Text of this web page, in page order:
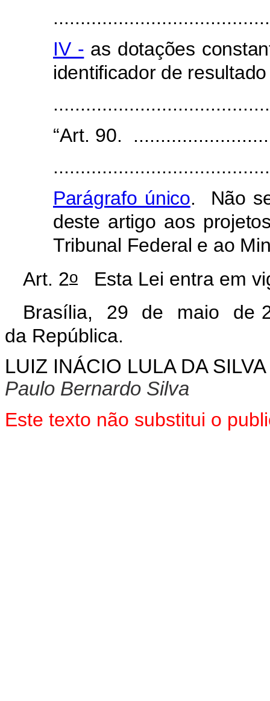
IV - as dotações
identificador de resultado
“Art. 90.
Parágrafo único. Não
deste artigo aos
Tribunal Federal e ao
Art. 2o Esta Lei entra em
Brasília, 29 de maio de
da República.
LUIZ INÁCIO LULA DA SILVA
Paulo Bernardo Silva
Este texto não substitui o